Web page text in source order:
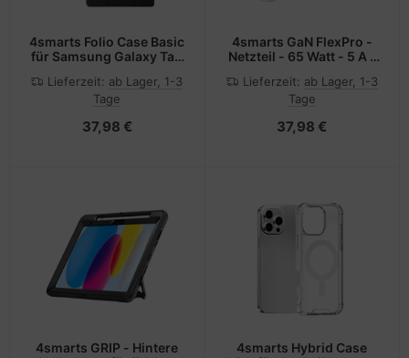
4smarts Folio Case Basic
für Samsung Galaxy Tab
Lieferzeit: ab Lager, 1-3
Tage
37,98 €
4smarts GaN FlexPro -
Netzteil - 65 Watt - 5 A -
Super Charge, Power
Delivery 3.1, Apple Fast
Ausgabeanschlussstellen
Lieferzeit: ab Lager, 1-3
Tage
37,98 €
4smarts GRIP - Hintere
4smarts Hybrid Case